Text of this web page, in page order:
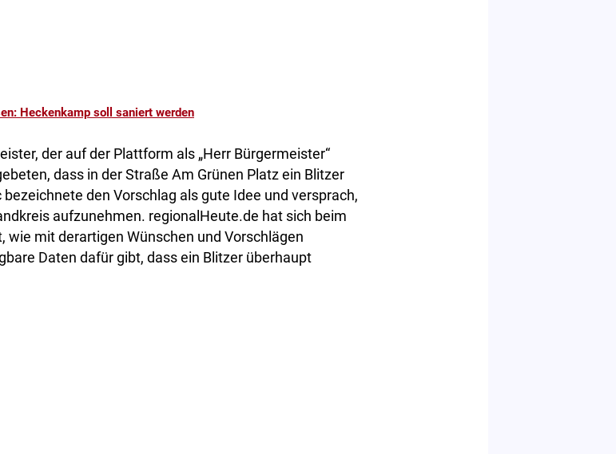
Heckenkamp soll saniert werden
der auf der Plattform als „Herr Bürgermeister“
dass in der Straße Am Grünen Platz ein Blitzer
den Vorschlag als gute Idee und versprach,
aufzunehmen. regionalHeute.de hat sich beim
wie mit derartigen Wünschen und Vorschlägen
Daten dafür gibt, dass ein Blitzer überhaupt